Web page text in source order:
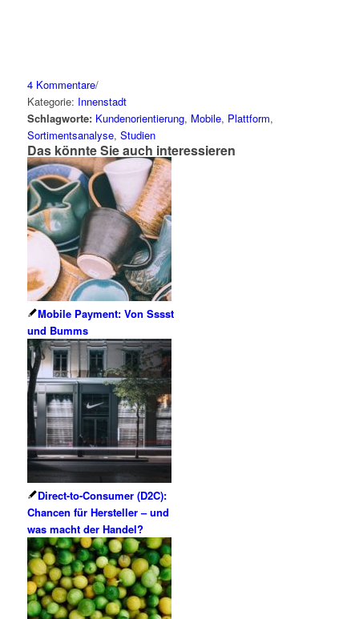
4 Kommentare/
Kategorie: Innenstadt
Schlagworte: Kundenorientierung, Mobile, Plattform,
Sortimentsanalyse, Studien
Das könnte Sie auch interessieren
Mobile Payment: Von Sssst
und Bumms
Direct-to-Consumer (D2C):
Chancen für Hersteller – und
was macht der Handel?